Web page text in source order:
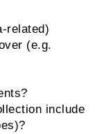
related)
(e.g.
include